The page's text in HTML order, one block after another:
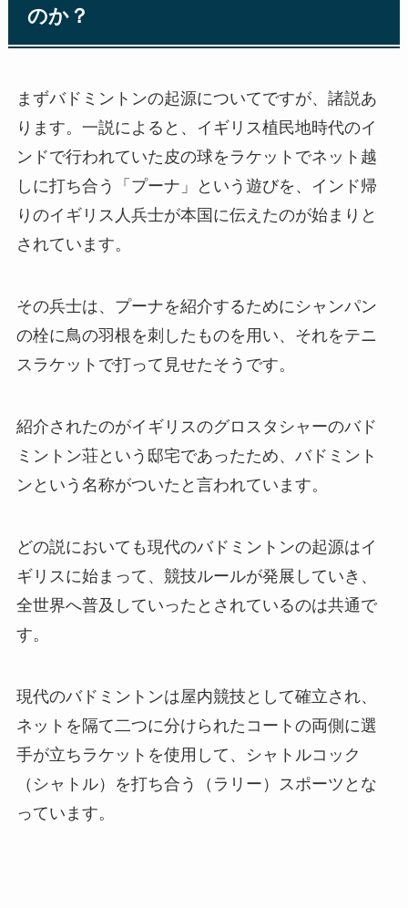
のか？
まずバドミントンの起源についてですが、諸説あ
ります。一説によると、イギリス植民地時代のイ
ンドで行われていた皮の球をラケットでネット越
しに打ち合う「プーナ」という遊びを、インド帰
りのイギリス人兵士が本国に伝えたのが始まりと
されています。
その兵士は、プーナを紹介するためにシャンパン
の栓に鳥の羽根を刺したものを用い、それをテニ
スラケットで打って見せたそうです。
紹介されたのがイギリスのグロスタシャーのバド
ミントン荘という邸宅であったため、バドミント
ンという名称がついたと言われています。
どの説においても現代のバドミントンの起源はイ
ギリスに始まって、競技ルールが発展していき、
全世界へ普及していったとされているのは共通で
す。
現代のバドミントンは屋内競技として確立され、
ネットを隔て二つに分けられたコートの両側に選
手が立ちラケットを使用して、シャトルコック
（シャトル）を打ち合う（ラリー）スポーツとな
っています。